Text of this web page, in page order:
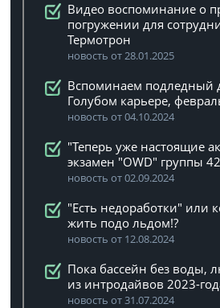
Видео воспоминание о
погружении для
Термотрон
новость от 28.01.2025
Вспоминаем подледный
Голубом карьере,
новость от 04.10.2024
"Теперь уже настоящие
экзамен "OWD" группы
новость от 02.09.2024
"Есть недоработки" или
жить подо льдом!?
новость от 12.08.2024
Пока бассейн без воды,
из интродайвов 2023-
новость от 31.07.2024